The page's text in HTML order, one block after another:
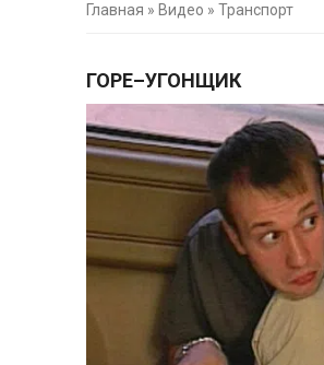
Главная » Видео » Транспорт
ГОРЕ–УГОНЩИК